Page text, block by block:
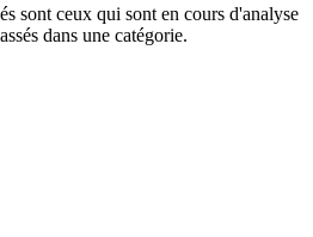
sont ceux qui sont en cours d'analyse
dans une catégorie.